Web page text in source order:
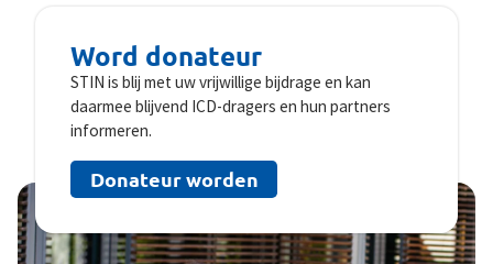
Word donateur
STIN is blij met uw vrijwillige bijdrage en kan
daarmee blijvend ICD-dragers en hun partners
informeren.
Donateur worden